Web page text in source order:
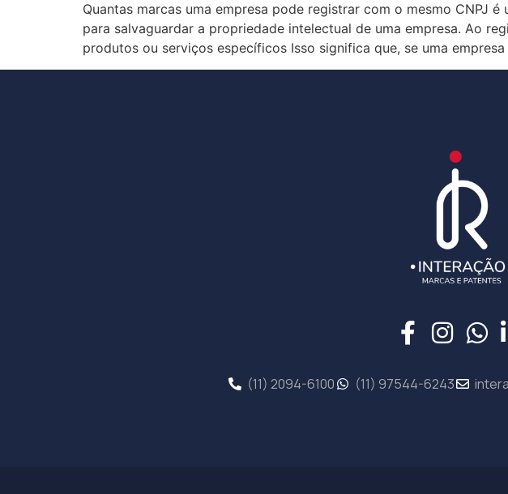
Quantas marcas uma empresa pode registrar com o mesmo CNPJ
para salvaguardar a propriedade intelectual de uma empresa. Ao
produtos ou serviços específicos Isso significa que, se uma
(11) 2094-6100 (11) 97544-6243